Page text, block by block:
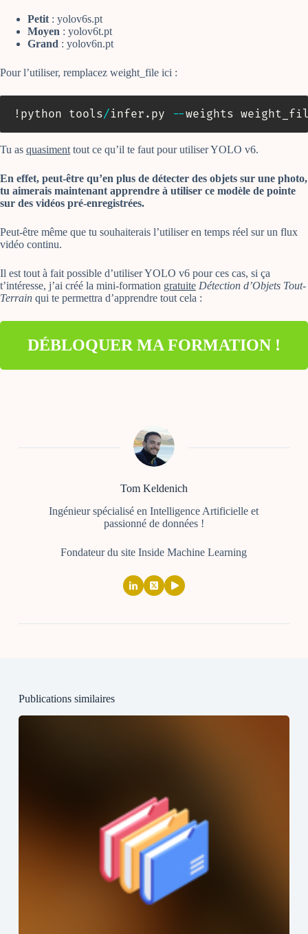
Petit : yolov6s.pt
Moyen : yolov6t.pt
Grand : yolov6n.pt
Pour l’utiliser, remplacez weight_file ici :
!python tools/infer . py --weights
Tu as quasiment tout ce qu’il te faut pour utiliser YOLO v6.
En effet, peut-être qu’en plus de détecter des objets sur une photo,
tu aimerais maintenant apprendre à utiliser ce modèle de pointe
sur des vidéos pré-enregistrées.
Peut-être même que tu souhaiterais l’utiliser en temps réel sur un flux
vidéo continu.
Il est tout à fait possible d’utiliser YOLO v6 pour ces cas, si ça
t’intéresse, j’ai créé la mini-formation gratuite Détection d’Objets Tout-
Terrain qui te permettra d’apprendre tout cela :
DÉBLOQUER MA FORMATION !
Tom Keldenich
Ingénieur spécialisé en Intelligence Artificielle et
passionné de données !
Fondateur du site Inside Machine Learning
Publications similaires